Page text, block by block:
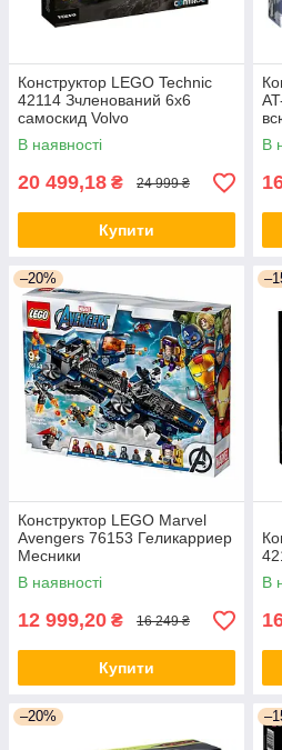
Як зробити
1
ВИБІР
Асортимент інтернет-магазину
на 60 товарних категорій, що
2
Для замовлення необхідно
сайті, написати нам у Viber
номерами, що
Конструктор LEGO Technic
42114 Зчленований 6x6
самоскид Volvo
В наявності
20 499,18 ₴ 24 999 ₴
Купити
В
–20%
Конструктор LEGO Marvel
Avengers 76153 Геликарриер
Месники
В наявності
12 999,20 ₴ 16 249 ₴
Купити
В
–20%